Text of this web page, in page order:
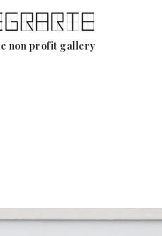
non profit gallery